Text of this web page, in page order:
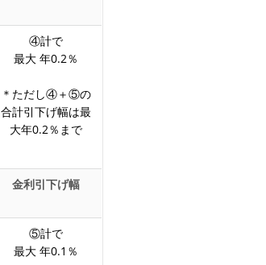
④計で
最大 年0.2％
＊ただし④＋⑤の
合計引下げ幅は最
大年0.2％まで
金利引下げ幅
⑤計で
最大 年0.1％